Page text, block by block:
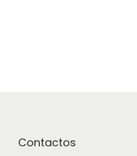
Contactos